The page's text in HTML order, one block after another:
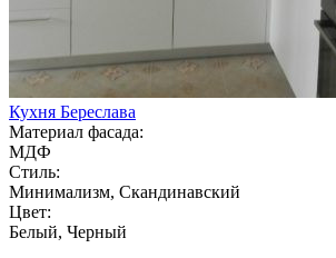
Кухня Береслава
Материал фасада:
МДФ
Стиль:
Минимализм, Скандинавский
Цвет:
Белый, Черный